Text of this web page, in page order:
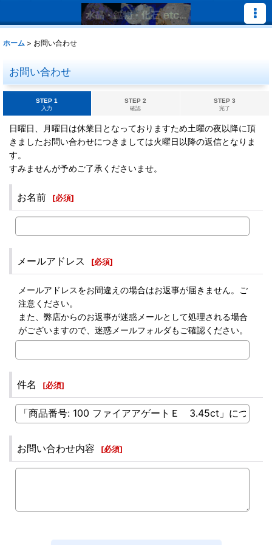
ホーム > お問い合わせ
お問い合わせ
STEP 1
入力
STEP 2
確認
STEP 3
完了
日曜日、月曜日は休業日となっておりますため土曜の夜以降に頂
きましたお問い合わせにつきましては火曜日以降の返信となりま
す。
すみませんが予めご了承くださいませ。
お名前 [必須]
メールアドレス [必須]
メールアドレスをお間違えの場合はお返事が届きません。ご
注意ください。
また、弊店からのお返事が迷惑メールとして処理される場合
がございますので、迷惑メールフォルダもご確認ください。
件名 [必須]
お問い合わせ内容 [必須]